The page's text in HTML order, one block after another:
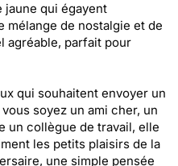
jaune qui égayent
mélange de nostalgie et de
agréable, parfait pour
qui souhaitent envoyer un
soyez un ami cher, un
un collègue de travail, elle
les petits plaisirs de la
une simple pensée